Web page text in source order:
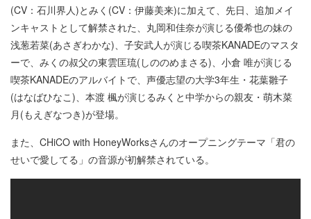
(CV：石川界人)とみく(CV：伊藤美来)に加えて、先日、追加メイ
ンキャストとして解禁された、丸岡和佳奈が演じる優希也の妹の
浅葱若菜(あさぎわかな)、子安武人が演じる喫茶KANADEのマスタ
ーで、みくの叔父の東雲匡琉(しののめまさる)、小倉 唯が演じる
喫茶KANADEのアルバイトで、声優志望の大学3年生・花葉雛子
(はなばひなこ)、本渡 楓が演じるみくと中学からの親友・萌木菜
月(もえぎなつき)が登場。
また、CHiCO with HoneyWorksさんのオープニングテーマ「君の
せいで愛してる」の音源が初解禁されている。